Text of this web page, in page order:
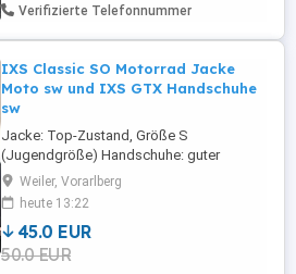
Verifizierte Telefonnummer
IXS Classic SO Motorrad Jacke
Moto sw und IXS GTX Handschuhe
sw
Jacke: Top-Zustand, Größe S
(Jugendgröße) Handschuhe: guter
Zustand, Größe M Privatverkauf: Kleidung
gebraucht, ohne Garantie, bzw.
Gewährleistung und ohne Rücknahme
Verkauf nur gegen Abholung in 6837
Weiler Beschreibung lt. Internet: -
Weiler, Vorarlberg
heute 13:22
45.0 EUR
50.0 EUR